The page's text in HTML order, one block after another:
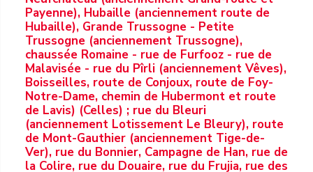
Payenne), Hubaille (anciennement route de
Hubaille), Grande Trussogne - Petite
Trussogne (anciennement Trussogne),
chaussée Romaine - rue de Furfooz - rue de
Malavisée - rue du Pîrli (anciennement Vêves),
Boisseilles, route de Conjoux, route de Foy-
Notre-Dame, chemin de Hubermont et route
de Lavis) (Celles) ; rue du Bleuri
(anciennement Lotissement Le Bleury), route
de Mont-Gauthier (anciennement Tige-de-
Ver), rue du Bonnier, Campagne de Han, rue de
la Colire, rue du Douaire, rue du Frujia, rue des